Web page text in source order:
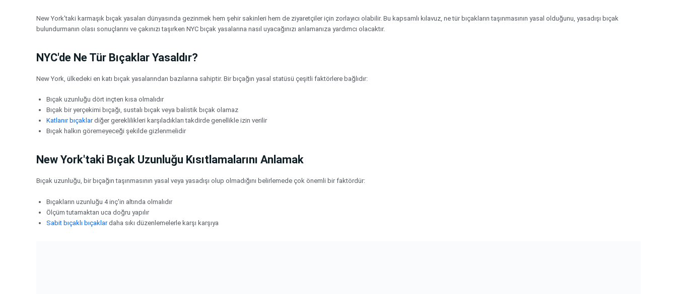
New York'taki karmaşık bıçak yasaları dünyasında gezinmek hem şehir sakinleri hem de ziyaretçiler için zorlayıcı olabilir. Bu kapsamlı kılavuz, ne tür bıçakların taşınmasının yasal olduğunu, yasadışı bıçak
bulundurmanın olası sonuçlarını ve çakınızı taşırken NYC bıçak yasalarına nasıl uyacağınızı anlamanıza yardımcı olacaktır.
NYC'de Ne Tür Bıçaklar Yasaldır?
New York, ülkedeki en katı bıçak yasalarından bazılarına sahiptir. Bir bıçağın yasal statüsü çeşitli faktörlere bağlıdır:
Bıçak uzunluğu dört inçten kısa olmalıdır
Bıçak bir yerçekimi bıçağı, sustalı bıçak veya balistik bıçak olamaz
Katlanır bıçaklardiğer gereklilikleri karşıladıkları takdirde genellikle izin verilir
Bıçak halkın göremeyeceği şekilde gizlenmelidir
New York'taki Bıçak Uzunluğu Kısıtlamalarını Anlamak
Bıçak uzunluğu, bir bıçağın taşınmasının yasal veya yasadışı olup olmadığını belirlemede çok önemli bir faktördür:
Bıçakların uzunluğu 4 inç'in altında olmalıdır
Ölçüm tutamaktan uca doğru yapılır
Sabit bıçaklı bıçaklardaha sıkı düzenlemelerle karşı karşıya